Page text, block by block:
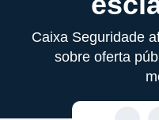
Caixa Seguridade
sobre oferta